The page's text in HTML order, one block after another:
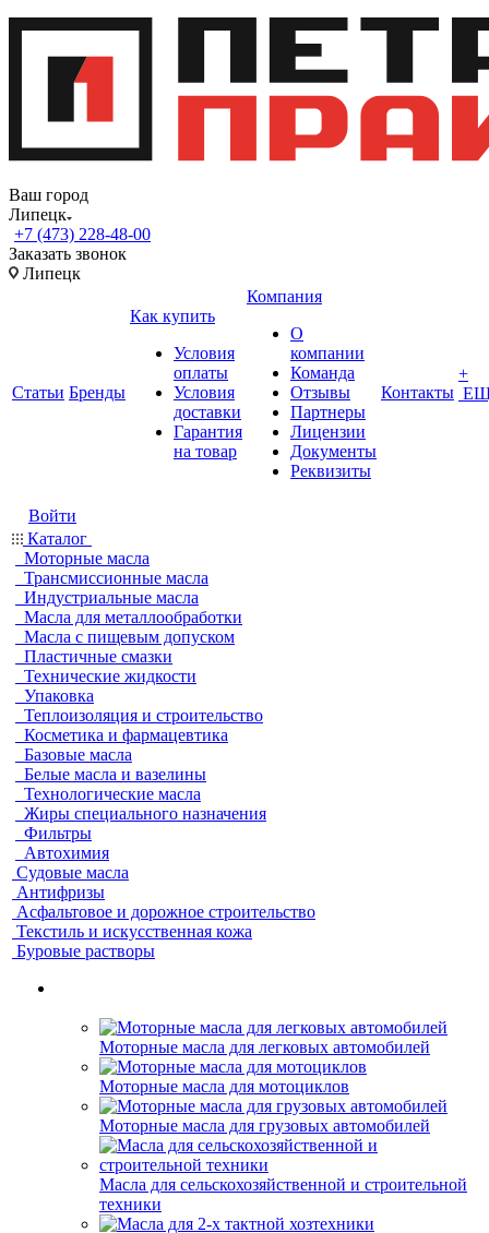
Ваш город
Липецк
+7 (473) 228-48-00
Заказать звонок
Липецк
Статьи Бренды
Как купить
Условия
оплаты
Условия
доставки
Гарантия
на товар
Компания
О
компании
Команда
Отзывы
Партнеры
Лицензии
Документы
Реквизиты
Контакты
+
Войти
Каталог
Моторные масла
Трансмиссионные масла
Индустриальные масла
Масла для металлообработки
Масла с пищевым допуском
Пластичные смазки
Технические жидкости
Упаковка
Теплоизоляция и строительство
Косметика и фармацевтика
Базовые масла
Белые масла и вазелины
Технологические масла
Жиры специального назначения
Фильтры
Автохимия
Судовые масла
Антифризы
Асфальтовое и дорожное строительство
Текстиль и искусственная кожа
Буровые растворы
Моторные масла для легковых автомобилей
Моторные масла для мотоциклов
Моторные масла для грузовых автомобилей
Масла для сельскохозяйственной и строительной
техники